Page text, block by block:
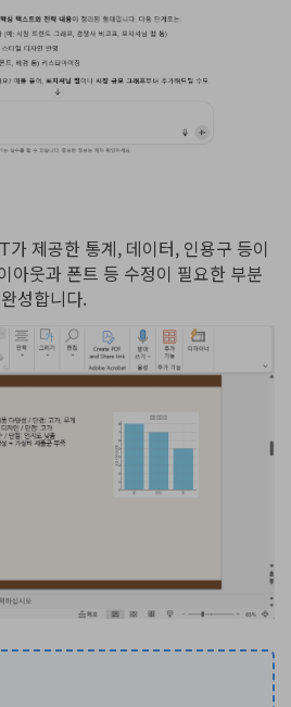
가 제공한 통계, 데이터, 인용구 등이
아웃과 폰트 등 수정이 필요한 부분
성합니다.